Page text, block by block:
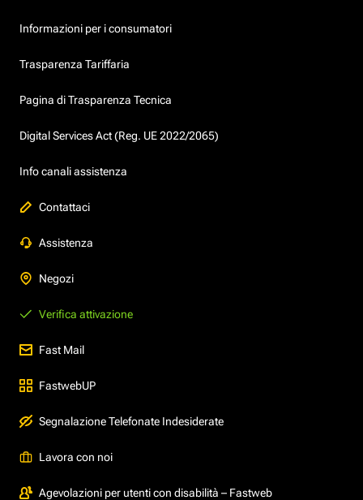
Informazioni per i consumatori
Trasparenza Tariffaria
Pagina di Trasparenza Tecnica
Digital Services Act (Reg. UE 2022/2065)
Info canali assistenza
Contattaci
Assistenza
Negozi
Verifica attivazione
Fast Mail
FastwebUP
Segnalazione Telefonate Indesiderate
Lavora con noi
Agevolazioni per utenti con disabilità – Fastweb